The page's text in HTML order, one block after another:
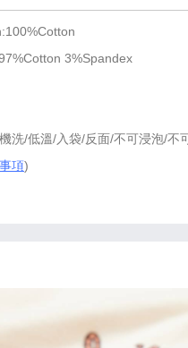
3%Spandex
機洗/低溫/入袋/反面/不可浸泡/不
項)